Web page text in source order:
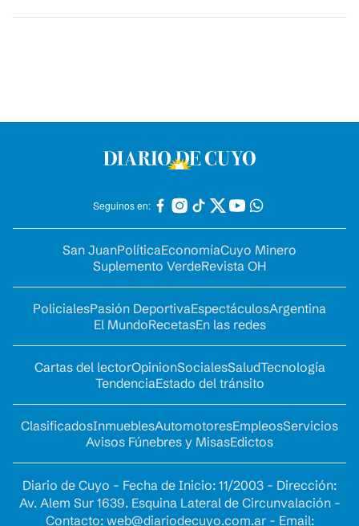
Seguinos en:
San JuanPolíticaEconomíaCuyo Minero
Suplemento VerdeRevista OH
PolicialesPasión DeportivaEspectáculosArgentina
El MundoRecetasEn las redes
Cartas del lectorOpinionSocialesSaludTecnología
TendenciaEstado del tránsito
ClasificadosInmueblesAutomotoresEmpleosServicios
Avisos Fúnebres y MisasEdictos
Diario de Cuyo - Fecha de Inicio: 11/2003 - Dirección:
Av. Alem Sur 1639. Esquina Lateral de Circunvalación -
Contacto: web@diariodecuyo.com.ar- Email: